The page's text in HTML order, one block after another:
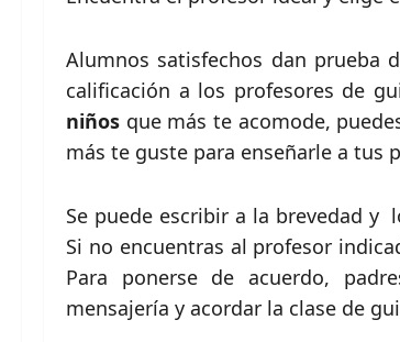
Alumnos satisfechos dan prueba
calificación a los profesores de
niños que más te acomode,
más te guste para enseñarle a tus
Se puede escribir a la brevedad y
Si no encuentras al profesor
Para ponerse de acuerdo,
mensajería y acordar la clase de